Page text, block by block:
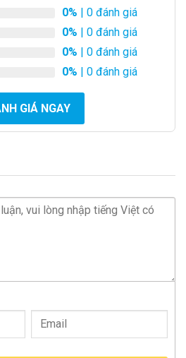
0% | 0 đánh giá
0% | 0 đánh giá
0% | 0 đánh giá
0% | 0 đánh giá
GIÁ NGAY